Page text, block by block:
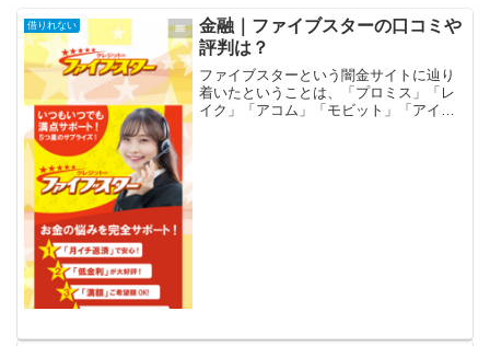
借りれない
金融｜ファイブスターの口コミや
評判は？
ファイブスターという闇金サイトに辿り
着いたということは、「プロミス」「レ
イク」「アコム」「モビット」「アイフ